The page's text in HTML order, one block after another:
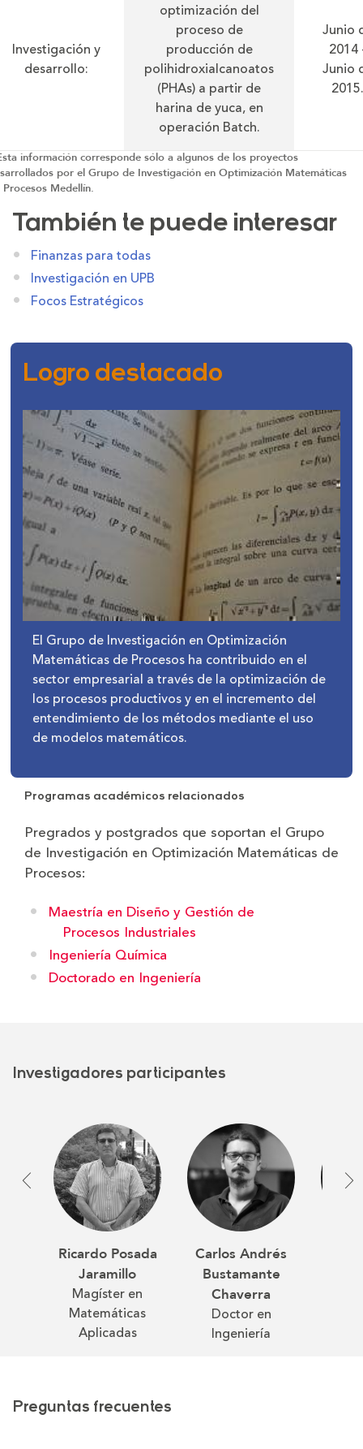
Investigación y
desarrollo:
optimización del
proceso de
producción de
polihidroxialcanoatos
(PHAs) a partir de
harina de yuca, en
operación Batch.
Junio
2014
Junio
2015.
información corresponde sólo a algunos de los proyectos
por el Grupo de Investigación en Optimización Matemáticas
Procesos Medellín.
También te puede interesar
Finanzas para todas
Investigación en UPB
Focos Estratégicos
Logro destacado
El Grupo de Investigación en Optimización
Matemáticas de Procesos ha contribuido en el
sector empresarial a través de la optimización de
los procesos productivos y en el incremento del
entendimiento de los métodos mediante el uso
de modelos matemáticos.
Programas académicos relacionados
Pregrados y postgrados que soportan el Grupo
de Investigación en Optimización Matemáticas de
Procesos:
Maestría en Diseño y Gestión de
Procesos Industriales
Ingeniería Química
Doctorado en Ingeniería
Investigadores participantes
Ricardo Posada
Jaramillo
Magíster en
Matemáticas
Aplicadas
Carlos Andrés
Bustamante
Chaverra
Doctor en
Ingeniería
Preguntas frecuentes